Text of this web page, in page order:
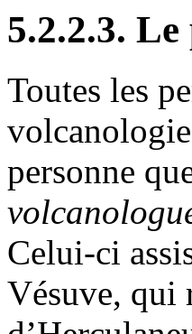
5.2.2.3.
Toutes les
personne
Celui-ci
Vésuve, qui